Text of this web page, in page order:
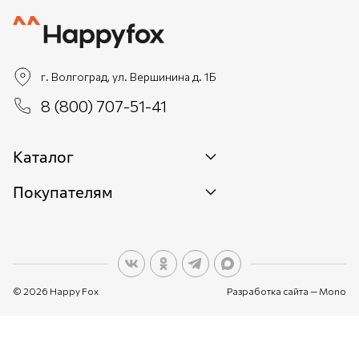
г. Волгоград, ул. Вершинина д. 1Б
8 (800) 707-51-41
Каталог
Новинки
Покупателям
О персональных данных
© 2026 Happy Fox Разработка сайта — Mono